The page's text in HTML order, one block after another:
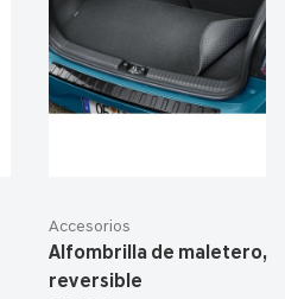
Accesorios
Alfombrilla de maletero,
reversible